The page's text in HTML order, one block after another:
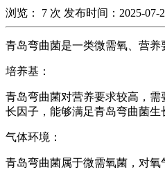
浏览： 7 次 发布时间：2025-07-
青岛弯曲菌是一类微需氧、营
培养基：
青岛弯曲菌对营养要求较高，
长因子，能够满足青岛弯曲菌
气体环境：
青岛弯曲菌属于微需氧菌，对